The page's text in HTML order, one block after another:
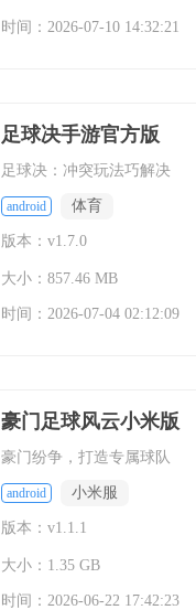
时间：2026-07-10 14:32:21
足球决手游官方版
足球决：冲突玩法巧解决
android 体育
版本：v1.7.0
大小：857.46 MB
时间：2026-07-04 02:12:09
豪门足球风云小米版
豪门纷争，打造专属球队
android 小米服
版本：v1.1.1
大小：1.35 GB
时间：2026-06-22 17:42:23